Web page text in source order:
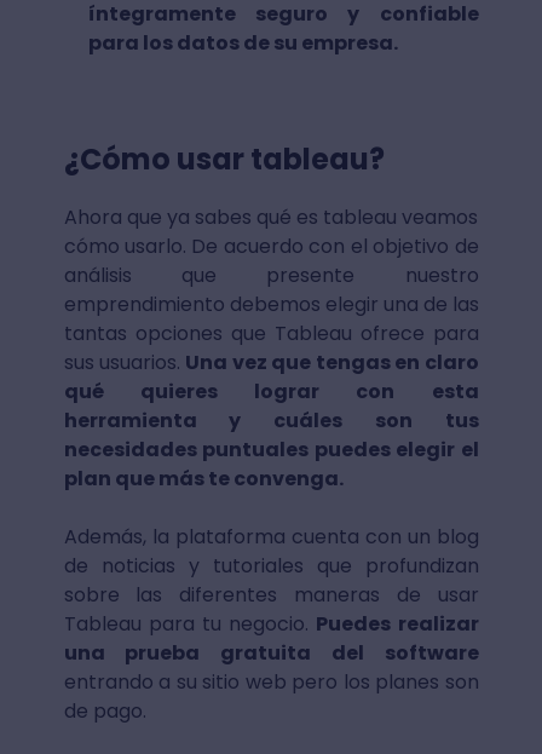
íntegramente seguro y confiable
para los datos de su empresa.
¿Cómo usar tableau?
Ahora que ya sabes qué es tableau veamos
cómo usarlo. De acuerdo con el objetivo de
análisis que presente nuestro
emprendimiento debemos elegir una de las
tantas opciones que Tableau ofrece para
sus usuarios. Una vez que tengas en claro
qué quieres lograr con esta
herramienta y cuáles son tus
necesidades puntuales puedes elegir el
plan que más te convenga.
Además, la plataforma cuenta con un blog
de noticias y tutoriales que profundizan
sobre las diferentes maneras de usar
Tableau para tu negocio. Puedes realizar
una prueba gratuita del software
entrando a su sitio web pero los planes son
de pago.